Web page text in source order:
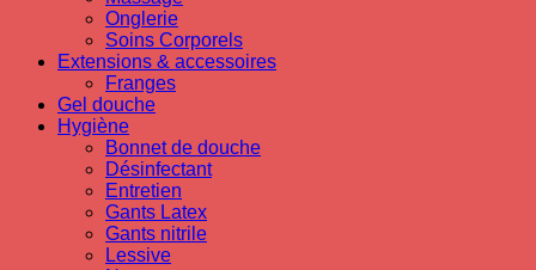
Onglerie
Soins Corporels
Extensions & accessoires
Franges
Gel douche
Hygiène
Bonnet de douche
Désinfectant
Entretien
Gants Latex
Gants nitrile
Lessive